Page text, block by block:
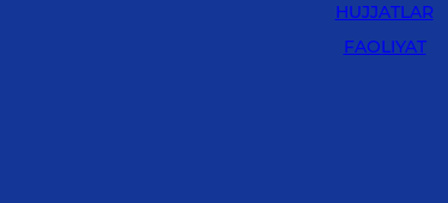
HUJJATLAR
FAOLIYAT